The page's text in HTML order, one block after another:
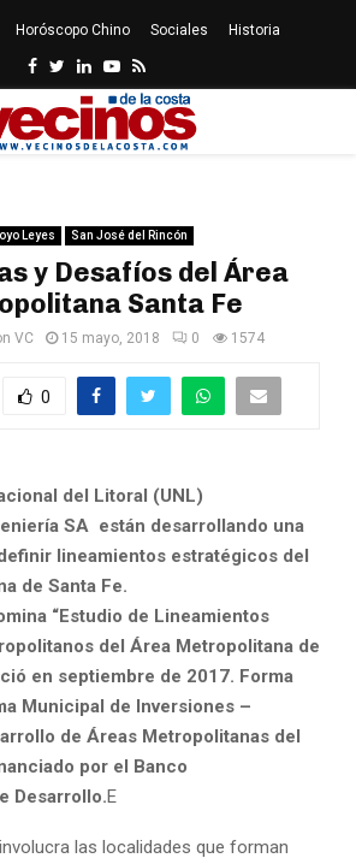
Horóscopo Chino Sociales Historia
Facebook
Twitter
LinkedinYoutube
Rss
Leyes San José del Rincón
y Desafíos del Área
Santa Fe
VC 15 mayo, 2018 0 1574
0
del Litoral (UNL)
SA están desarrollando una
lineamientos estratégicos del
de Santa Fe.
“Estudio de Lineamientos
del Área Metropolitana de
en septiembre de 2017. Forma
Municipal de Inversiones –
de Áreas Metropolitanas del
por el Banco
Desarrollo.E
las localidades que forman